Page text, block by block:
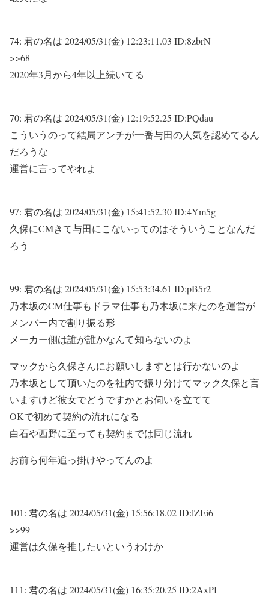
74: 君の名は 2024/05/31(金) 12:23:11.03 ID:8zbrN
>>68
2020年3月から4年以上続いてる
70: 君の名は 2024/05/31(金) 12:19:52.25 ID:PQdau
こういうのって結局アンチが一番与田の人気を認めてるん
だろうな
運営に言ってやれよ
97: 君の名は 2024/05/31(金) 15:41:52.30 ID:4Ym5g
久保にCMきて与田にこないってのはそういうことなんだ
ろう
99: 君の名は 2024/05/31(金) 15:53:34.61 ID:pB5r2
乃木坂のCM仕事もドラマ仕事も乃木坂に来たのを運営が
メンバー内で割り振る形
メーカー側は誰が誰かなんて知らないのよ
マックから久保さんにお願いしますとは行かないのよ
乃木坂として頂いたのを社内で振り分けてマック久保と言
いますけど彼女でどうですかとお伺いを立てて
OKで初めて契約の流れになる
白石や西野に至っても契約までは同じ流れ
お前ら何年追っ掛けやってんのよ
101: 君の名は 2024/05/31(金) 15:56:18.02 ID:lZEi6
>>99
運営は久保を推したいというわけか
111: 君の名は 2024/05/31(金) 16:35:20.25 ID:2AxPI